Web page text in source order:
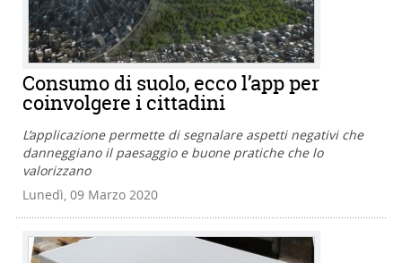
Consumo di suolo, ecco l’app per
coinvolgere i cittadini
L’applicazione permette di segnalare aspetti negativi che
danneggiano il paesaggio e buone pratiche che lo
valorizzano
Lunedì, 09 Marzo 2020